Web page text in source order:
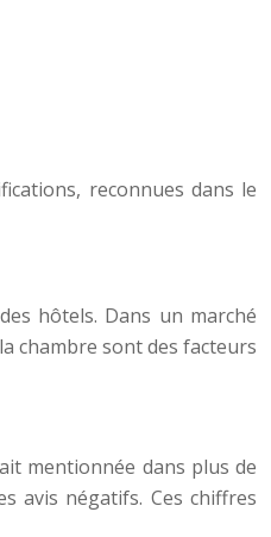
reconnues dans le
hôtels. Dans un marché
chambre sont des facteurs
mentionnée dans plus de
avis négatifs. Ces chiffres